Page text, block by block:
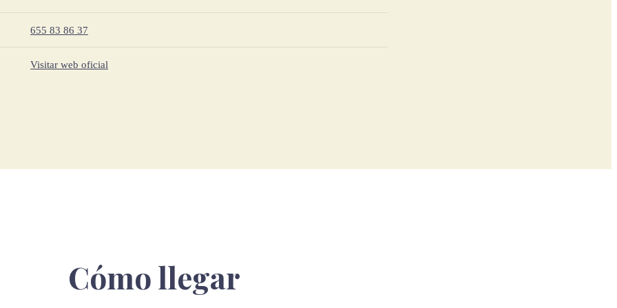
655 83 86 37
Visitar web oficial
Cómo llegar